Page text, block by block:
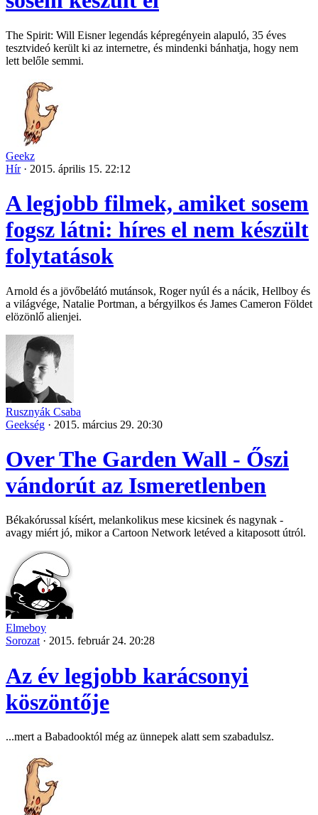
The Spirit: Will Eisner legendás képregényein alapuló, 35 éves
tesztvideó került ki az internetre, és mindenki bánhatja, hogy nem
lett belőle semmi.
Geekz
Hír · 2015. április 15. 22:12
A legjobb filmek, amiket sosem
fogsz látni: híres el nem készült
folytatások
Arnold és a jövőbelátó mutánsok, Roger nyúl és a nácik, Hellboy és
a világvége, Natalie Portman, a bérgyilkos és James Cameron Földet
elözönlő alienjei.
Rusznyák Csaba
Geekség · 2015. március 29. 20:30
Over The Garden Wall - Őszi
vándorút az Ismeretlenben
Békakórussal kísért, melankolikus mese kicsinek és nagynak -
avagy miért jó, mikor a Cartoon Network letéved a kitaposott útról.
Elmeboy
Sorozat · 2015. február 24. 20:28
Az év legjobb karácsonyi
köszöntője
...mert a Babadooktól még az ünnepek alatt sem szabadulsz.